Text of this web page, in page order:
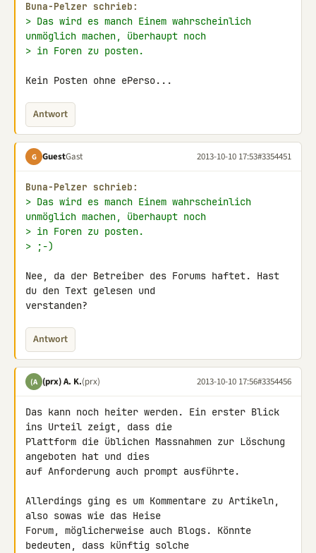
Buna-Pelzer schrieb:
> Das wird es manch Einem wahrscheinlich
unmöglich machen, überhaupt noch
> in Foren zu posten.
Kein Posten ohne ePerso...
Antwort
G GuestGast 2013-10-10 17:53#3354451
Buna-Pelzer schrieb:
> Das wird es manch Einem wahrscheinlich
unmöglich machen, überhaupt noch
> in Foren zu posten.
> ;-)
Nee, da der Betreiber des Forums haftet. Hast
du den Text gelesen und
verstanden?
Antwort
(A (prx) A. K.(prx) 2013-10-10 17:56#3354456
Das kann noch heiter werden. Ein erster Blick
ins Urteil zeigt, dass die
Plattform die üblichen Massnahmen zur Löschung
angeboten hat und dies
auf Anforderung auch prompt ausführte.
Allerdings ging es um Kommentare zu Artikeln,
also sowas wie das Heise
Forum, möglicherweise auch Blogs. Könnte
bedeuten, dass künftig solche